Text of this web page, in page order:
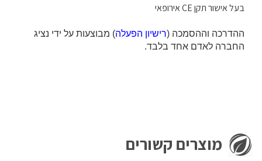
בעל אישור תקן EC אירופאי
ההדרכה וההסמכה (רישיון הפעלה) מבוצעות על ידי נציג
החברה לאדם אחד בלבד.
מוצרים קשורים